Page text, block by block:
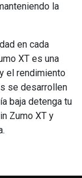
la
en cada
XT es una
el rendimiento
se desarrollen
baja detenga tu
Zumo XT y